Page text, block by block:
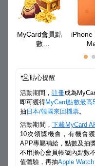
MyCard會員點
數
iPhone
貼心提醒
活動期間， 註冊成為
即可獲得MyCard點數最
抽 日本/韓國來回機票。
活動期間，下載MyCard
10次領獎機會，有機會
APP專屬補給，點數及抽
不用擔心會員帳號內點數
值體驗，再抽Apple